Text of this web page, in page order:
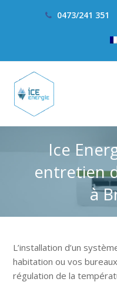
0473/241 351
Ice
entretien
à
L’installation d’un
habitation ou vos
régulation de la